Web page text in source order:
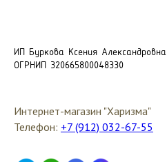
ИП Буркова Ксения Александровна
ОГРНИП 320665800048330
Интернет-магазин "Харизма"
Телефон: +7 (912) 032-67-55